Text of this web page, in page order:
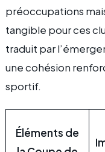
préoccupations
tangible pour ces
traduit par
une cohésion
sportif.
Éléments de